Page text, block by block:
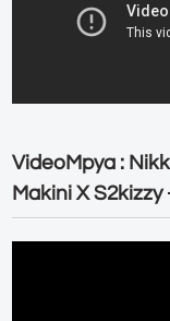
VideoMpya :
Makini X